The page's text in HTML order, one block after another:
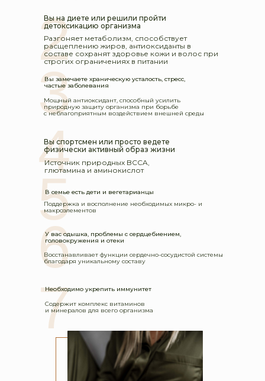
Наша любовь и положительная энергетика
2
3
4
5
6
7
Вы на диете или решили пройти
детоксикацию организма
Разгоняет метаболизм, способствует
расщеплению жиров, антиоксиданты в
составе сохранят здоровье кожи и волос при
строгих ограничениях в питании
Вы замечаете храническую усталость, стресс,
частые заболевания
Вы спортсмен или просто ведете
физически активный образ жизни
Мощный антиоксидант, способный усилить
природную защиту организма при борьбе
с неблагоприятным воздействием внешней среды
Источник природных BCCA,
глютамина и аминокислот
В семье есть дети и вегетарианцы
У вас одышка, проблемы с сердцебиением,
головокружения и отеки
Необходимо укрепить иммунитет
Поддержка и восполнение необходимых микро- и
макроэлементов
Восстанавливает функции сердечно-сосудистой системы
благодаря уникальному составу
Содержит комплекс витаминов
и минералов для всего организма